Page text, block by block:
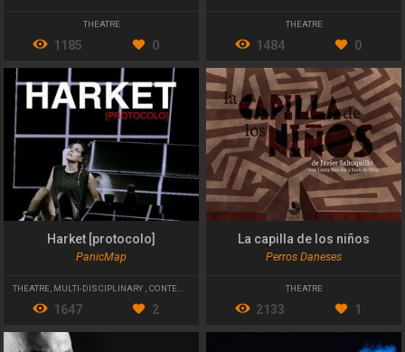
THEATRE
1185 0
THEATRE
1484 0
Harket [protocolo]
PanicMap
THEATRE MULTI-DISCIPLINARY CONTEMPORARY THEATRE
1647 2
La capilla de los niños
Perros Daneses
THEATRE
2133 1